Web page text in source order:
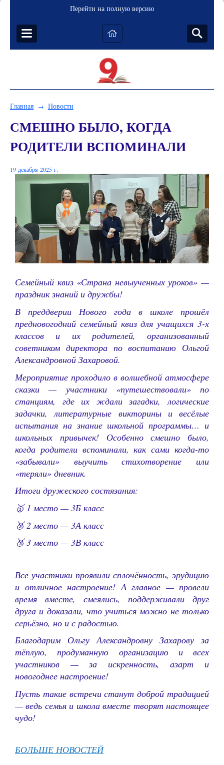
Перейти на полную версию
Главная → Новости
СМЕШНО БЫЛО, КОГДА
РОДИТЕЛИ ВСПОМИНАЛИ
19 декабря 2025 г.
Семейный квиз «Страна невыученных уроков» —
праздник знаний и дружбы!
В преддверии Нового года в школе прошёл
предновогодний семейный квиз для учащихся 3-х
классов и их родителей, организованный
советником директора по воспитанию Ольгой
Александровной Захаровой.
Мероприятие проходило в волшебной атмосфере
сказки — участники «путешествовали» по
станциям, где их ждали загадки, логические
задачки, литературные викторины и весёлые
испытания на знание школьной программы… и
школьных привычек! Особенно смешно было,
когда родители вспоминали, как сами когда-то
«забывали» выучить стихотворение или
«теряли» дневник.
Итоги дружеского состязания:
🥇 1 место — 3Б класс
🥈 2 место — 3А класс
🥉 3 место — 3В класс
Все участники проявили сплочённость, эрудицию
и отличное настроение! А главное — провели
время вместе, смеялись, поддерживали друг
друга и доказали, что учиться можно не только
серьёзно, но и с радостью.
Благодарим Ольгу Александровну Захарову за
тёплую, продуманную организацию и всех
участников — за искренность, азарт и
новогоднее настроение!
Пусть такие встречи станут доброй традицией
— ведь семья и школа вместе творят настоящее
чудо!
БОЛЬШЕ НОВОСТЕЙ